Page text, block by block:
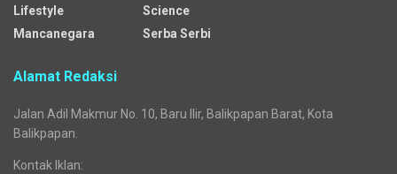
Lifestyle
Mancanegara
Science
Serba Serbi
Alamat Redaksi
Jalan Adil Makmur No. 10, Baru Ilir, Balikpapan Barat, Kota
Balikpapan.
Kontak Iklan: